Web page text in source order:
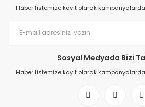
Haber listemize kayıt olarak
Sosyal Medyada Bizi
Haber listemize kayıt olarak